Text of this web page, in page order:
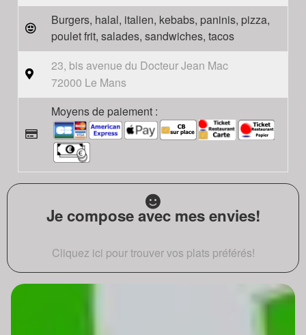
Burgers, halal, italien, kebabs, paninis, pizza,
poulet frit, salades, sandwiches, tacos
23, bis avenue du Docteur Jean Mac
72000 Le Mans
Moyens de paiement :
Je compose avec mes envies!
Cliquez ici pour trouver vos plats préférés!